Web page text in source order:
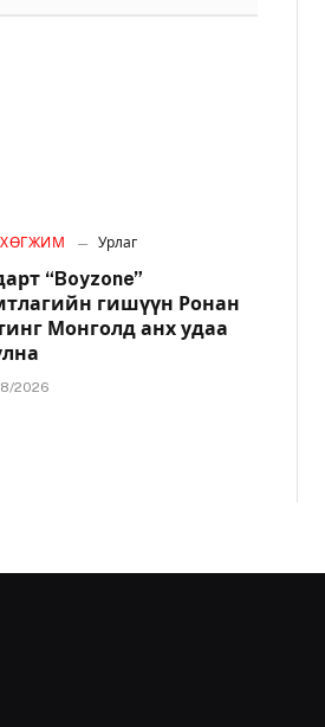
ХӨГЖИМ Урлаг
“Boyzone”
гишүүн Ронан
Монголд анх удаа
2026